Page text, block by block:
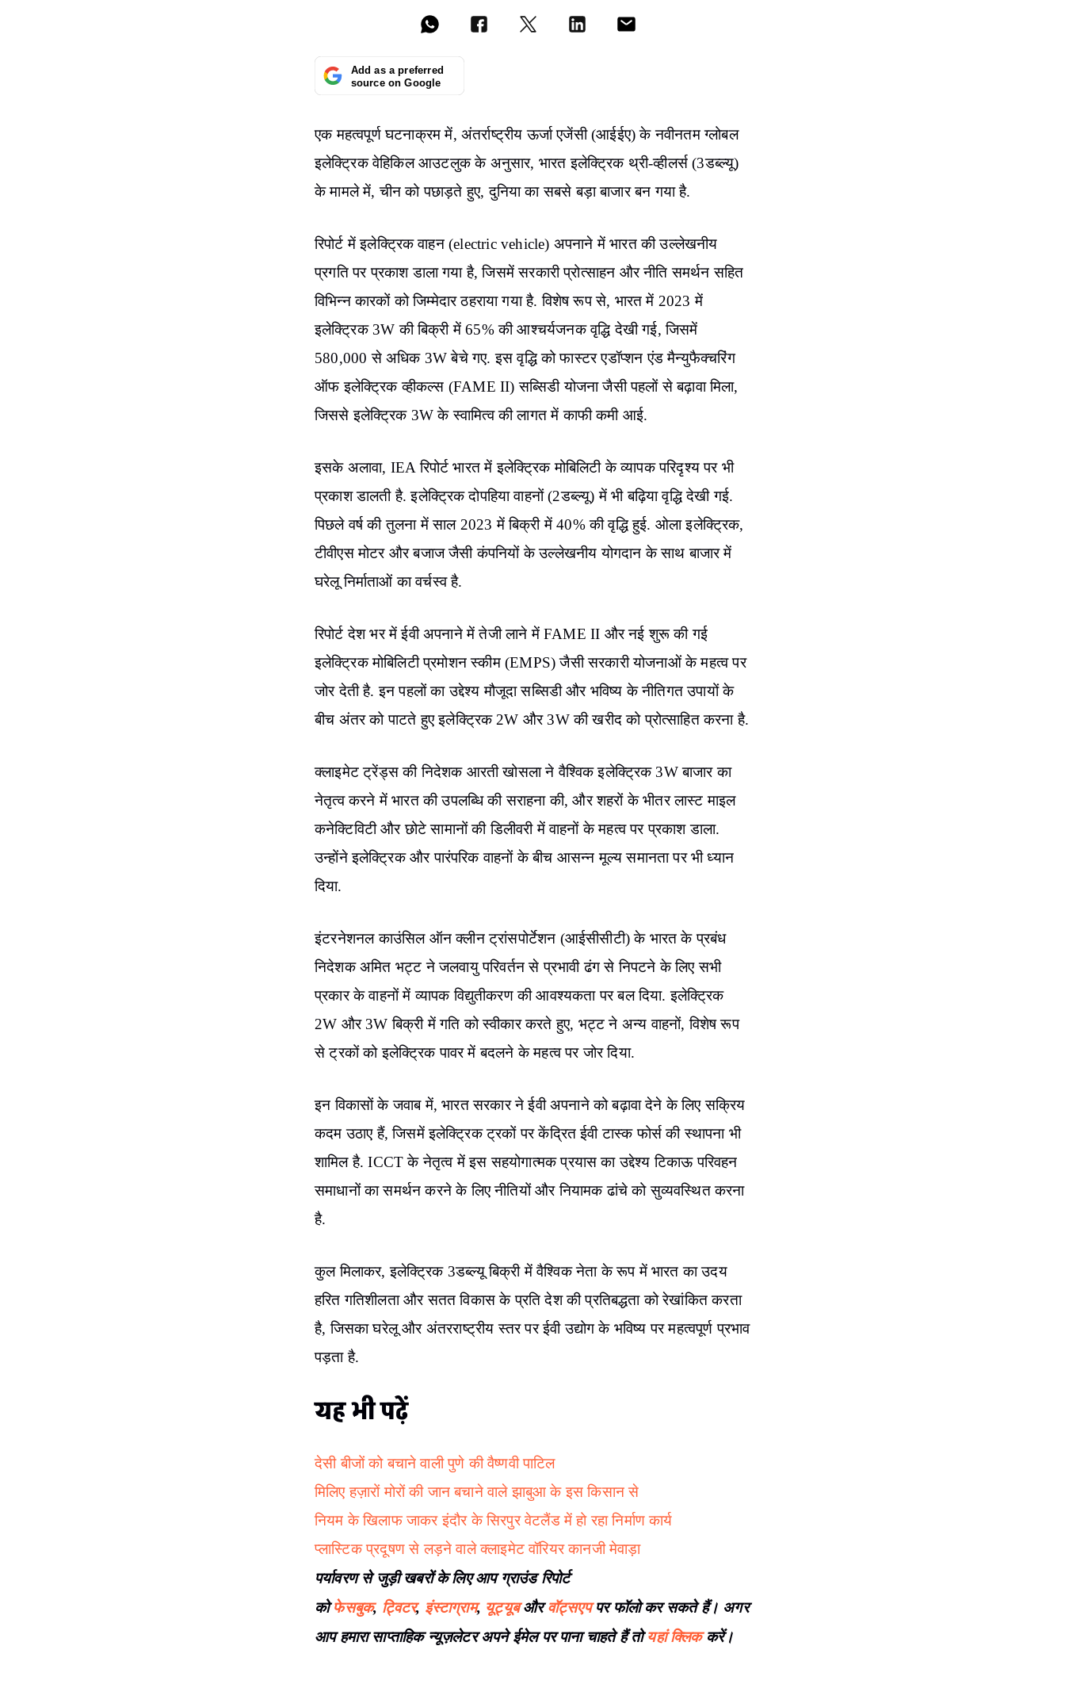
Add as a preferred
source on Google
एक महत्वपूर्ण घटनाक्रम में, अंतर्राष्ट्रीय ऊर्जा एजेंसी (आईईए) के नवीनतम ग्लोबल
इलेक्ट्रिक वेहिकिल आउटलुक के अनुसार, भारत इलेक्ट्रिक थ्री-व्हीलर्स (3डब्ल्यू)
के मामले में, चीन को पछाड़ते हुए, दुनिया का सबसे बड़ा बाजार बन गया है.
रिपोर्ट में इलेक्ट्रिक वाहन (electric vehicle) अपनाने में भारत की उल्लेखनीय
प्रगति पर प्रकाश डाला गया है, जिसमें सरकारी प्रोत्साहन और नीति समर्थन सहित
विभिन्न कारकों को जिम्मेदार ठहराया गया है. विशेष रूप से, भारत में 2023 में
इलेक्ट्रिक 3W की बिक्री में 65% की आश्चर्यजनक वृद्धि देखी गई, जिसमें
580,000 से अधिक 3W बेचे गए. इस वृद्धि को फास्टर एडॉप्शन एंड मैन्युफैक्चरिंग
ऑफ इलेक्ट्रिक व्हीकल्स (FAME II) सब्सिडी योजना जैसी पहलों से बढ़ावा मिला,
जिससे इलेक्ट्रिक 3W के स्वामित्व की लागत में काफी कमी आई.
इसके अलावा, IEA रिपोर्ट भारत में इलेक्ट्रिक मोबिलिटी के व्यापक परिदृश्य पर भी
प्रकाश डालती है. इलेक्ट्रिक दोपहिया वाहनों (2डब्ल्यू) में भी बढ़िया वृद्धि देखी गई.
पिछले वर्ष की तुलना में साल 2023 में बिक्री में 40% की वृद्धि हुई. ओला इलेक्ट्रिक,
टीवीएस मोटर और बजाज जैसी कंपनियों के उल्लेखनीय योगदान के साथ बाजार में
घरेलू निर्माताओं का वर्चस्व है.
रिपोर्ट देश भर में ईवी अपनाने में तेजी लाने में FAME II और नई शुरू की गई
इलेक्ट्रिक मोबिलिटी प्रमोशन स्कीम (EMPS) जैसी सरकारी योजनाओं के महत्व पर
जोर देती है. इन पहलों का उद्देश्य मौजूदा सब्सिडी और भविष्य के नीतिगत उपायों के
बीच अंतर को पाटते हुए इलेक्ट्रिक 2W और 3W की खरीद को प्रोत्साहित करना है.
क्लाइमेट ट्रेंड्स की निदेशक आरती खोसला ने वैश्विक इलेक्ट्रिक 3W बाजार का
नेतृत्व करने में भारत की उपलब्धि की सराहना की, और शहरों के भीतर लास्ट माइल
कनेक्टिविटी और छोटे सामानों की डिलीवरी में वाहनों के महत्व पर प्रकाश डाला.
उन्होंने इलेक्ट्रिक और पारंपरिक वाहनों के बीच आसन्न मूल्य समानता पर भी ध्यान
दिया.
इंटरनेशनल काउंसिल ऑन क्लीन ट्रांसपोर्टेशन (आईसीसीटी) के भारत के प्रबंध
निदेशक अमित भट्ट ने जलवायु परिवर्तन से प्रभावी ढंग से निपटने के लिए सभी
प्रकार के वाहनों में व्यापक विद्युतीकरण की आवश्यकता पर बल दिया. इलेक्ट्रिक
2W और 3W बिक्री में गति को स्वीकार करते हुए, भट्ट ने अन्य वाहनों, विशेष रूप
से ट्रकों को इलेक्ट्रिक पावर में बदलने के महत्व पर जोर दिया.
इन विकासों के जवाब में, भारत सरकार ने ईवी अपनाने को बढ़ावा देने के लिए सक्रिय
कदम उठाए हैं, जिसमें इलेक्ट्रिक ट्रकों पर केंद्रित ईवी टास्क फोर्स की स्थापना भी
शामिल है. ICCT के नेतृत्व में इस सहयोगात्मक प्रयास का उद्देश्य टिकाऊ परिवहन
समाधानों का समर्थन करने के लिए नीतियों और नियामक ढांचे को सुव्यवस्थित करना
है.
कुल मिलाकर, इलेक्ट्रिक 3डब्ल्यू बिक्री में वैश्विक नेता के रूप में भारत का उदय
हरित गतिशीलता और सतत विकास के प्रति देश की प्रतिबद्धता को रेखांकित करता
है, जिसका घरेलू और अंतरराष्ट्रीय स्तर पर ईवी उद्योग के भविष्य पर महत्वपूर्ण प्रभाव
पड़ता है.
यह भी पढ़ें
देसी बीजों को बचाने वाली पुणे की वैष्णवी पाटिल
मिलिए हज़ारों मोरों की जान बचाने वाले झाबुआ के इस किसान से
नियम के खिलाफ जाकर इंदौर के सिरपुर वेटलैंड में हो रहा निर्माण कार्य
प्लास्टिक प्रदूषण से लड़ने वाले क्लाइमेट वॉरियर कानजी मेवाड़ा
पर्यावरण से जुड़ी खबरों के लिए आप ग्राउंड रिपोर्ट
कोफेसबुक, ट्विटर, इंस्टाग्राम, यूट्यूबऔरवॉट्सएपपर फॉलो कर सकते हैं। अगर
आप हमारा साप्ताहिक न्यूज़लेटर अपने ईमेल पर पाना चाहते हैं तोयहां क्लिककरें।